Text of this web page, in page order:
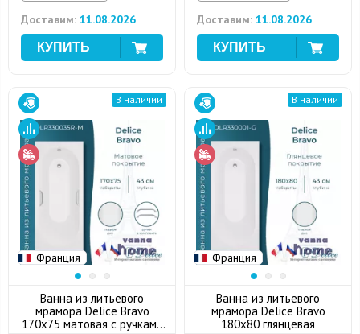
Доставим: 11.08.2026
Доставим: 11.08.2026
Франция
В наличии
Ванна из литьевого
мрамора Delice Bravo
170x75 матовая с ручками
Франция
В наличии
Ванна из литьевого
мрамора Delice Bravo
180x80 глянцевая